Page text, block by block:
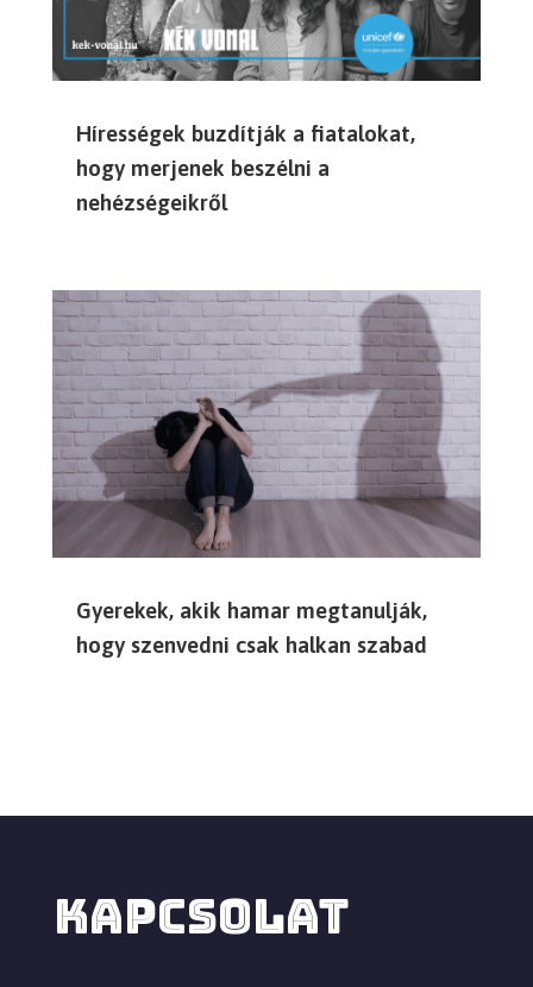
Hírességek buzdítják a fiatalokat,
hogy merjenek beszélni a
nehézségeikről
Gyerekek, akik hamar megtanulják,
hogy szenvedni csak halkan szabad
KAPCSOLAT